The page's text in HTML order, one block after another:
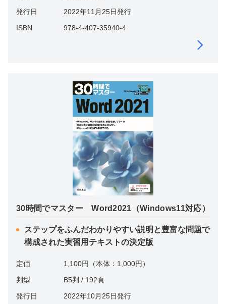
発行日
2022年11月25日発行
ISBN
978-4-407-35940-4
30時間でマスター Word2021（Windows11対応）
ステップをふんだわかりやすい説明と豊富な問題で
構成された実習用テキストの決定版
定価
1,100円（本体：1,000円）
判型
B5判 / 192頁
発行日
2022年10月25日発行